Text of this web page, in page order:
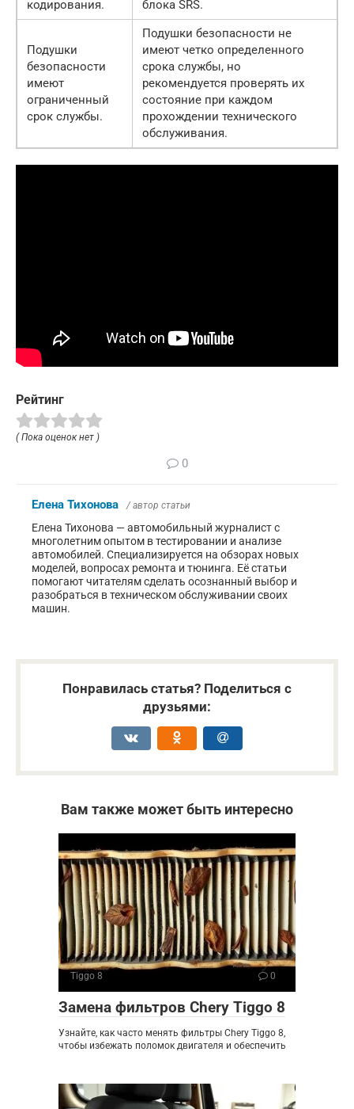
кодирования. блока SRS.
Подушки
безопасности
имеют
ограниченный
срок службы.
Подушки безопасности не
имеют четко определенного
срока службы, но
рекомендуется проверять их
состояние при каждом
прохождении технического
обслуживания.
Рейтинг
( Пока оценок нет )
0
Елена Тихонова / автор статьи
Елена Тихонова — автомобильный журналист с
многолетним опытом в тестировании и анализе
автомобилей. Специализируется на обзорах новых
моделей, вопросах ремонта и тюнинга. Её статьи
помогают читателям сделать осознанный выбор и
разобраться в техническом обслуживании своих
машин.
Понравилась статья? Поделиться с
друзьями:
Вам также может быть интересно
Tiggo 8 0
Замена фильтров Chery Tiggo 8
Узнайте, как часто менять фильтры Chery Tiggo 8,
чтобы избежать поломок двигателя и обеспечить